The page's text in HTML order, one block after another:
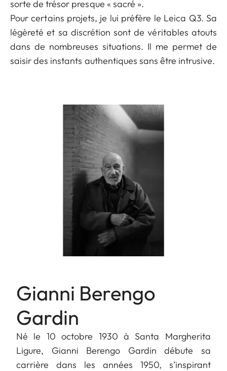
sorte de trésor presque « sacré ».
Pour certains projets, je lui préfère le Leica Q3. Sa
légèreté et sa discrétion sont de véritables atouts
dans de nombreuses situations. Il me permet de
saisir des instants authentiques sans être intrusive.
Gianni Berengo
Gardin
Né le 10 octobre 1930 à Santa Margherita
Ligure, Gianni Berengo Gardin débute sa
carrière dans les années 1950, s’inspirant